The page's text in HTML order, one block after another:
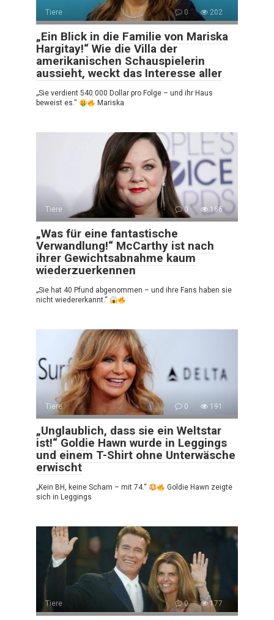
Tiere 0 202
„Ein Blick in die Familie von Mariska
Hargitay!“ Wie die Villa der
amerikanischen Schauspielerin
aussieht, weckt das Interesse aller
„Sie verdient 540.000 Dollar pro Folge – und ihr Haus
beweist es.“
Mariska
Tiere 0 186
„Was für eine fantastische
Verwandlung!“ McCarthy ist nach
ihrer Gewichtsabnahme kaum
wiederzuerkennen
„Sie hat 40 Pfund abgenommen – und ihre Fans haben sie
nicht wiedererkannt.“
Tiere 0 191
„Unglaublich, dass sie ein Weltstar
ist!“ Goldie Hawn wurde in Leggings
und einem T-Shirt ohne Unterwäsche
erwischt
„Kein BH, keine Scham – mit 74.“
Goldie Hawn zeigte
sich in Leggings
Tiere 0 177